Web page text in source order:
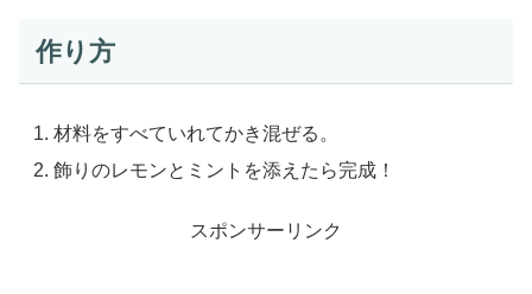
作り方
材料をすべていれてかき混ぜる。
飾りのレモンとミントを添えたら完成！
スポンサーリンク